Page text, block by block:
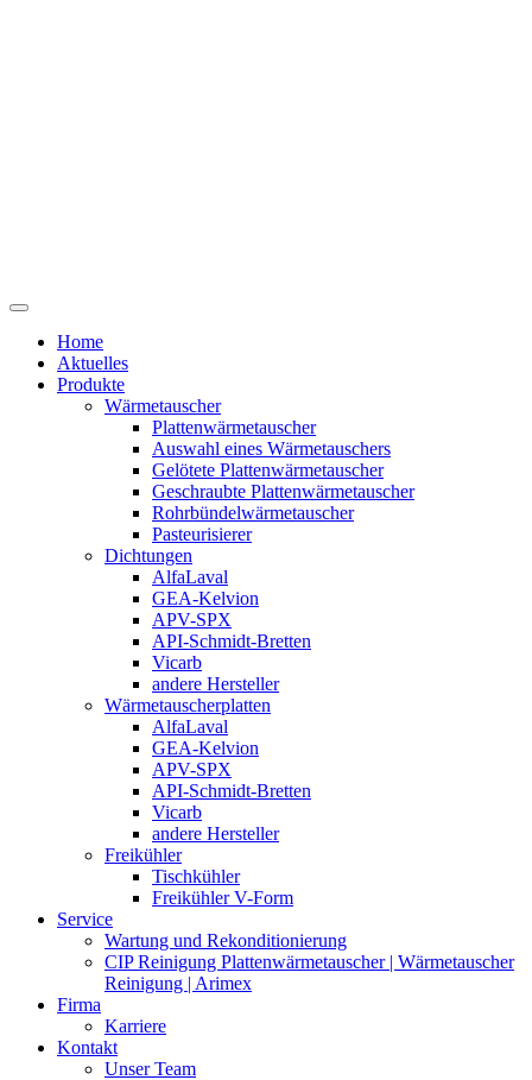
Home
Aktuelles
Produkte
Wärmetauscher
Plattenwärmetauscher
Auswahl eines Wärmetauschers
Gelötete Plattenwärmetauscher
Geschraubte Plattenwärmetauscher
Rohrbündelwärmetauscher
Pasteurisierer
Dichtungen
AlfaLaval
GEA-Kelvion
APV-SPX
API-Schmidt-Bretten
Vicarb
andere Hersteller
Wärmetauscherplatten
AlfaLaval
GEA-Kelvion
APV-SPX
API-Schmidt-Bretten
Vicarb
andere Hersteller
Freikühler
Tischkühler
Freikühler V-Form
Service
Wartung und Rekonditionierung
CIP Reinigung Plattenwärmetauscher | Wärmetauscher
Reinigung | Arimex
Firma
Karriere
Kontakt
Unser Team